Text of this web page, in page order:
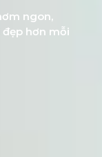
ngon,
hơn mỗi